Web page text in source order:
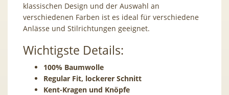
klassischen Design und der Auswahl an
verschiedenen Farben ist es ideal für verschiedene
Anlässe und Stilrichtungen geeignet.
Wichtigste Details:
100% Baumwolle
Regular Fit, lockerer Schnitt
Kent-Kragen und Knöpfe